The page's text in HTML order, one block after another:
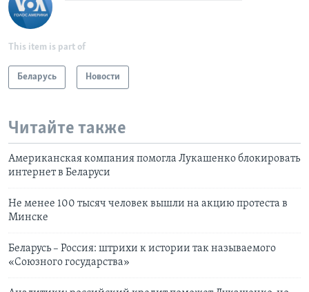
This item is part of
Беларусь Новости
Читайте также
Американская компания помогла Лукашенко блокировать
интернет в Беларуси
Не менее 100 тысяч человек вышли на акцию протеста в
Минске
Беларусь – Россия: штрихи к истории так называемого
«Союзного государства»